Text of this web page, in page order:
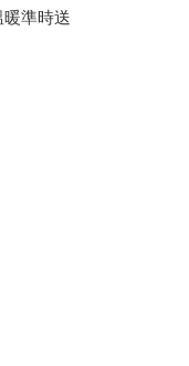
準時送